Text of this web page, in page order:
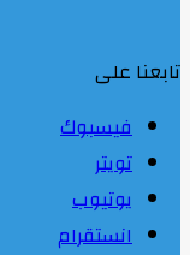
تابعنا على
فيسبوك
تويتر
يوتيوب
انستقرام